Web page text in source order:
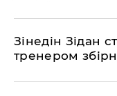
​Зінедін Зідан
тренером